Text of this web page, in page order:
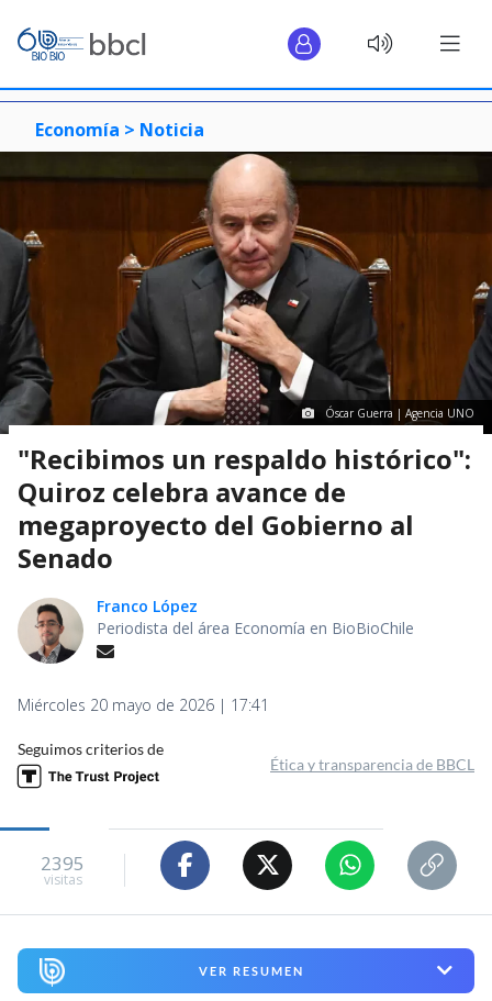
Economía > Noticia
Óscar Guerra | Agencia UNO
"Recibimos un respaldo histórico":
Quiroz celebra avance de
megaproyecto del Gobierno al
Senado
Franco López
Periodista del área Economía en BioBioChile
Miércoles 20 mayo de 2026 | 17:41
Seguimos criterios de
Ética y transparencia de BBCL
2395
visitas
VER RESUMEN